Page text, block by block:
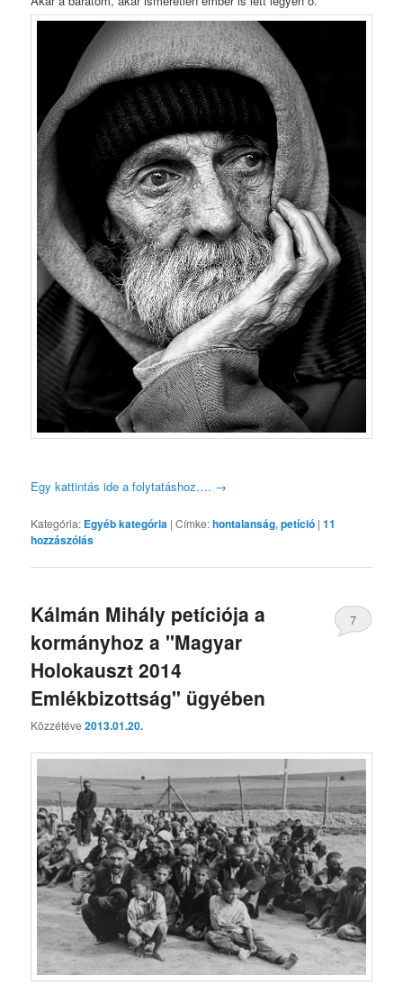
Egy kattintás ide a folytatáshoz…. →
Kategória: Egyéb kategória |Címke:hontalanság,petíció |11
hozzászólás
Kálmán Mihály petíciója a
kormányhoz a "Magyar
Holokauszt 2014
Emlékbizottság" ügyében
Közzétéve2013.01.20.
7